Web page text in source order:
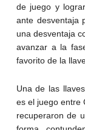
de juego y
ante desventaja
una desventaja
avanzar a la
favorito de la
Una de las
es el juego entre
recuperaron de